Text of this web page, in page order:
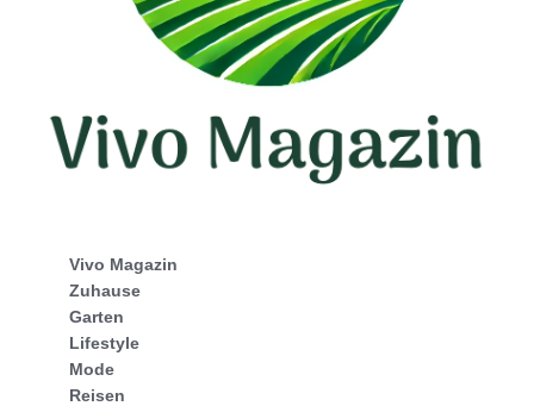
Vivo Magazin
Zuhause
Garten
Lifestyle
Mode
Reisen